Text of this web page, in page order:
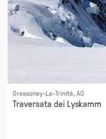
Gressoney-La-Trinité, AO
Traversata dei Lyskamm